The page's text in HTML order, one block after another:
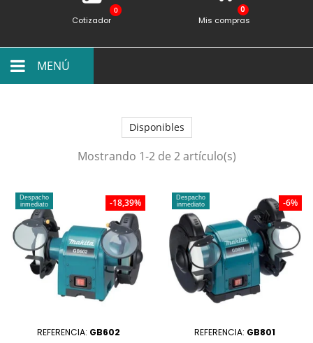
0
Cotizador Mis compras
MENÚ
Disponibles
Mostrando 1-2 de 2 artículo(s)
Despacho
inmediato
REFERENCIA: GB602
-18,39%
Despacho
inmediato
REFERENCIA: GB801
-6%